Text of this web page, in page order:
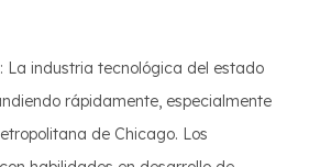
: La industria tecnológica del estado
rápidamente, especialmente
de Chicago. Los